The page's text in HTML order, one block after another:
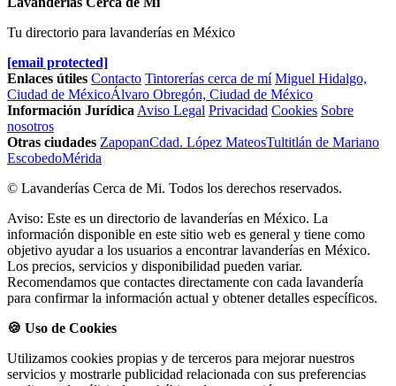
Tu directorio para lavanderías en México
[email protected]
Enlaces útiles Contacto Tintorerías cerca de mí Miguel Hidalgo,
Ciudad de MéxicoÁlvaro Obregón, Ciudad de México
Información Jurídica Aviso Legal Privacidad Cookies Sobre
nosotros
Otras ciudades ZapopanCdad. López MateosTultitlán de Mariano
EscobedoMérida
© Lavanderías Cerca de Mi. Todos los derechos reservados.
Aviso: Este es un directorio de lavanderías en México. La
información disponible en este sitio web es general y tiene como
objetivo ayudar a los usuarios a encontrar lavanderías en México.
Los precios, servicios y disponibilidad pueden variar.
Recomendamos que contactes directamente con cada lavandería
para confirmar la información actual y obtener detalles específicos.
🍪 Uso de Cookies
Utilizamos cookies propias y de terceros para mejorar nuestros
servicios y mostrarle publicidad relacionada con sus preferencias